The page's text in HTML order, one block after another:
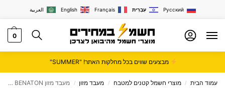
العربية English Français עִבְרִית Русский
0
מבצעים שווים בכל מחלקות האתר! "SUMMER"
עמוד הבית / מוצרי חשמל קטנים למטבח / מעבד מזון / מעבד מזון BENATON דגם BT-9026